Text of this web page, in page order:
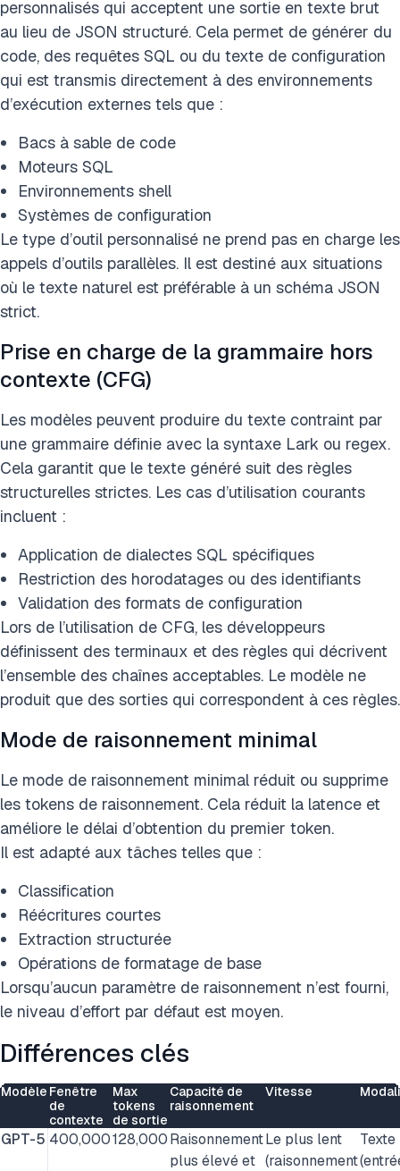
personnalisés qui acceptent une sortie en texte brut
au lieu de JSON structuré. Cela permet de générer du
code, des requêtes SQL ou du texte de configuration
qui est transmis directement à des environnements
d’exécution externes tels que :
Bacs à sable de code
Moteurs SQL
Environnements shell
Systèmes de configuration
Le type d’outil personnalisé ne prend pas en charge les
appels d’outils parallèles. Il est destiné aux situations
où le texte naturel est préférable à un schéma JSON
strict.
Prise en charge de la grammaire hors
contexte (CFG)
Les modèles peuvent produire du texte contraint par
une grammaire définie avec la syntaxe Lark ou regex.
Cela garantit que le texte généré suit des règles
structurelles strictes. Les cas d’utilisation courants
incluent :
Application de dialectes SQL spécifiques
Restriction des horodatages ou des identifiants
Validation des formats de configuration
Lors de l’utilisation de CFG, les développeurs
définissent des terminaux et des règles qui décrivent
l’ensemble des chaînes acceptables. Le modèle ne
produit que des sorties qui correspondent à ces règles.
Mode de raisonnement minimal
Le mode de raisonnement minimal réduit ou supprime
les tokens de raisonnement. Cela réduit la latence et
améliore le délai d’obtention du premier token.
Il est adapté aux tâches telles que :
Classification
Réécritures courtes
Extraction structurée
Opérations de formatage de base
Lorsqu’aucun paramètre de raisonnement n’est fourni,
le niveau d’effort par défaut est moyen.
Différences clés
Modèle Fenêtre
de
contexte
Max
tokens
de sortie
Capacité de
raisonnement
Vitesse
GPT-5 400,000128,000Raisonnement
plus élevé et
Le plus lent
(raisonnement
Texte